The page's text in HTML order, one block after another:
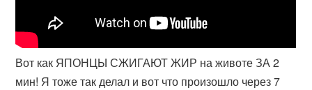
Вот как ЯПОНЦЫ СЖИГАЮТ ЖИР на животе ЗА 2
мин! Я тоже так делал и вот что произошло через 7